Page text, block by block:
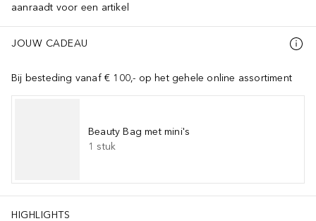
aanraadt voor een artikel
JOUW CADEAU
Bij besteding vanaf € 100,- op het gehele online assortiment
Beauty Bag met mini's
1 stuk
HIGHLIGHTS